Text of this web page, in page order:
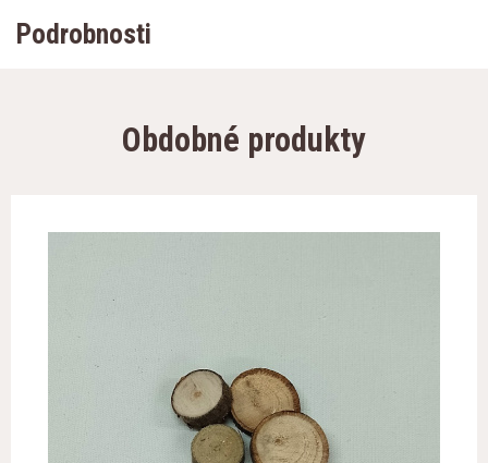
Podrobnosti
Obdobné produkty